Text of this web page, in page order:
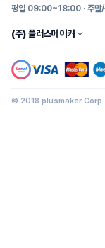
평일 09:00~18:00 · 주말/
(주) 플러스메이커
© 2018 plusmaker